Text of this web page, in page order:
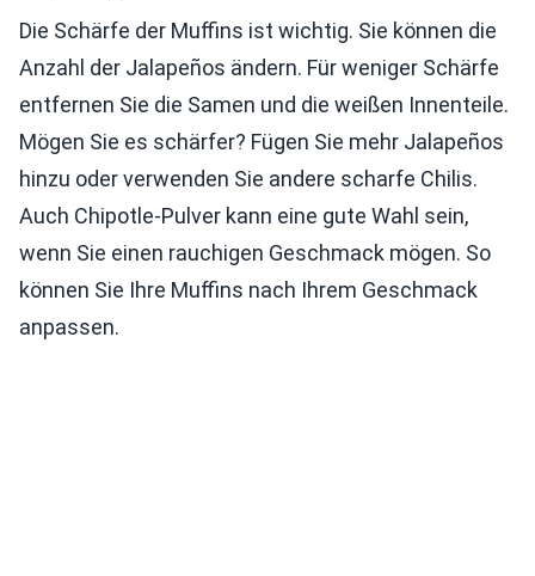
Die Schärfe der Muffins ist wichtig. Sie können die
Anzahl der Jalapeños ändern. Für weniger Schärfe
entfernen Sie die Samen und die weißen Innenteile.
Mögen Sie es schärfer? Fügen Sie mehr Jalapeños
hinzu oder verwenden Sie andere scharfe Chilis.
Auch Chipotle-Pulver kann eine gute Wahl sein,
wenn Sie einen rauchigen Geschmack mögen. So
können Sie Ihre Muffins nach Ihrem Geschmack
anpassen.